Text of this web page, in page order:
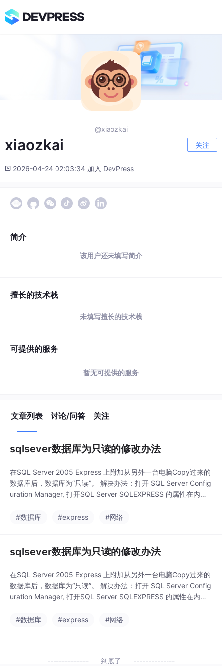
@xiaozkai
xiaozkai 关注
2026-04-24 02:03:34 加入 DevPress
简介
该用户还未填写简介
擅长的技术栈
未填写擅长的技术栈
可提供的服务
暂无可提供的服务
文章列表 讨论/问答 关注
sqlsever数据库为只读的修改办法
在SQL Server 2005 Express 上附加从另外一台电脑Copy过来的
数据库后，数据库为“只读”。 解决办法：打开 SQL Server Config
uration Manager, 打开SQL Server SQLEXPRESS 的属性在内置
5 Express 后，再附加数据库一切正常。
#数据库 #express #网络
sqlsever数据库为只读的修改办法
在SQL Server 2005 Express 上附加从另外一台电脑Copy过来的
数据库后，数据库为“只读”。 解决办法：打开 SQL Server Config
uration Manager, 打开SQL Server SQLEXPRESS 的属性在内置
5 Express 后，再附加数据库一切正常。
#数据库 #express #网络
到底了